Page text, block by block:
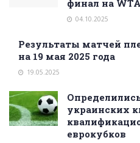
финал на
04.10.2025
Результаты матчей
на 19 мая 2025 года
19.05.2025
украинских
еврокубков